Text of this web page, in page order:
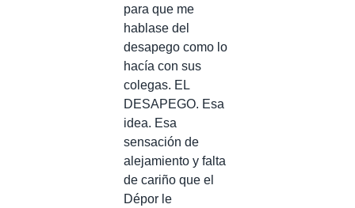
para que me
hablase del
desapego como lo
hacía con sus
colegas. EL
DESAPEGO. Esa
idea. Esa
sensación de
alejamiento y falta
de cariño que el
Dépor le